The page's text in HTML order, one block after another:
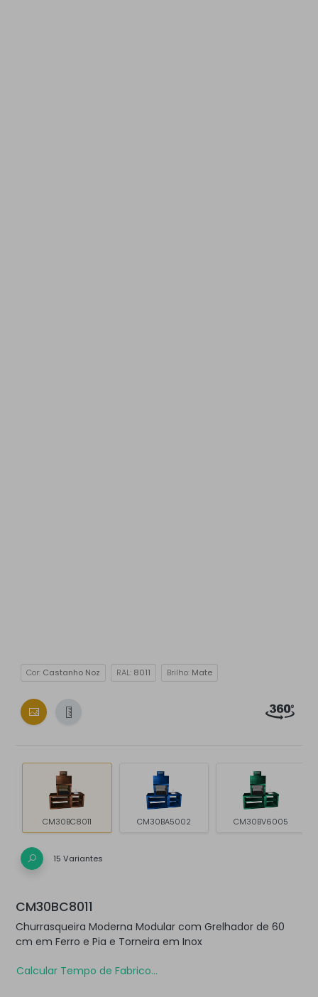
Cor: Castanho Noz RAL: 8011 Brilho: Mate
CM30BC8011 CM30BA5002 CM30BV6005
15 Variantes
CM30BC8011
Churrasqueira Moderna Modular com Grelhador de 60
cm em Ferro e Pia e Torneira em Inox
Calcular Tempo de Fabrico...